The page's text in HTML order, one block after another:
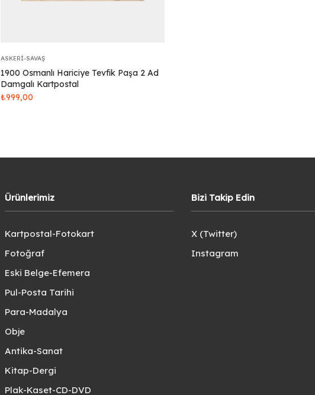
ASKERI-SAVAŞ
1900 Osmanlı Hariciye Tevfik Paşa 2 Ad
Damgalı Kartpostal
₺999,00
Ürünlerimiz
Kartpostal-Fotokart
Fotoğraf
Eski Belge-Efemera
Pul-Posta Tarihi
Para-Madalya
Obje
Antika-Sanat
Kitap-Dergi
Plak-Kaset-CD-DVD
Bizi Takip Edin
X (Twitter)
Instagram